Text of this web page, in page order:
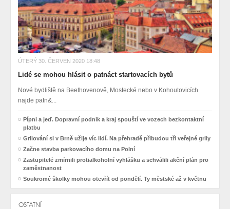
ÚTERÝ 30. ČERVEN 2020 18:48
Lidé se mohou hlásit o patnáct startovacích bytů
Nové bydliště na Beethovenově, Mostecké nebo v Kohoutovicích
najde patn&...
Pípni a jeď. Dopravní podnik a kraj spouští ve vozech bezkontaktní
platbu
Grilování si v Brně užije víc lidí. Na přehradě přibudou tři veřejné grily
Začne stavba parkovacího domu na Polní
Zastupitelé zmírnili protialkoholní vyhlášku a schválili akční plán pro
zaměstnanost
Soukromé školky mohou otevřít od pondělí. Ty městské až v květnu
OSTATNÍ